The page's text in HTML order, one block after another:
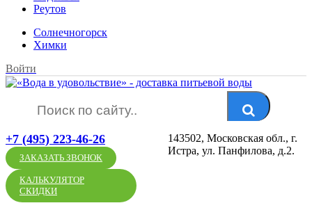
Реутов
Солнечногорск
Химки
Войти
+7 (495) 223-46-26
ЗАКАЗАТЬ ЗВОНОК
КАЛЬКУЛЯТОР
СКИДКИ
143502, Московская обл., г.
Истра, ул. Панфилова, д.2.